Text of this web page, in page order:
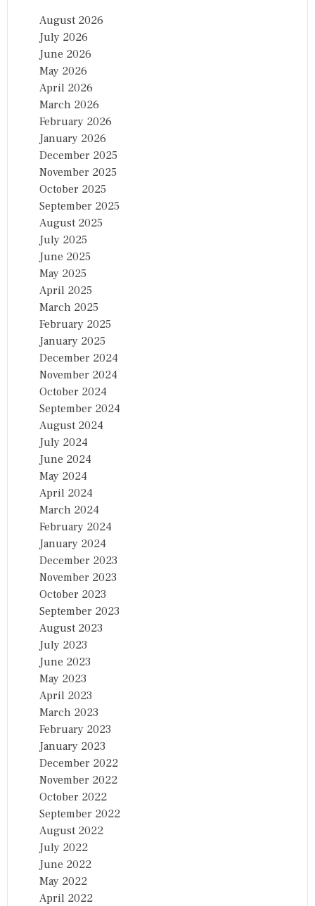
August 2026
July 2026
June 2026
May 2026
April 2026
March 2026
February 2026
January 2026
December 2025
November 2025
October 2025
September 2025
August 2025
July 2025
June 2025
May 2025
April 2025
March 2025
February 2025
January 2025
December 2024
November 2024
October 2024
September 2024
August 2024
July 2024
June 2024
May 2024
April 2024
March 2024
February 2024
January 2024
December 2023
November 2023
October 2023
September 2023
August 2023
July 2023
June 2023
May 2023
April 2023
March 2023
February 2023
January 2023
December 2022
November 2022
October 2022
September 2022
August 2022
July 2022
June 2022
May 2022
April 2022